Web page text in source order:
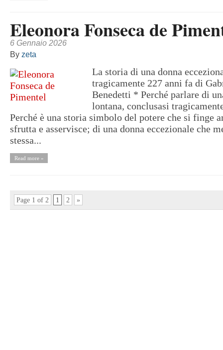
Eleonora Fonseca de
6 Gennaio 2026
By zeta
La storia di una donna
tragicamente 227 anni fa di
Benedetti * Perché parlare di
lontana, conclusasi
Perché è una storia simbolo del potere che si finge
sfrutta e asservisce; di una donna eccezionale che
stessa...
Read more »
Page 1 of 2 1 2 »